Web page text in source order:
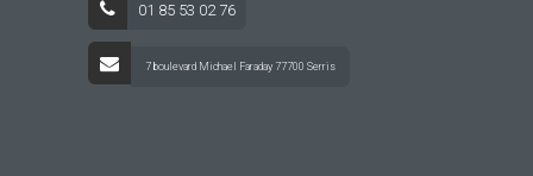
01 85 53 02 76
7 boulevard Michael Faraday 77700 Serris